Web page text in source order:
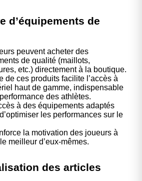
d’équipements de
peuvent acheter des
de qualité (maillots,
etc.) directement à la boutique.
de ces produits facilite l’accès à
haut de gamme, indispensable
des athlètes.
à des équipements adaptés
les performances sur le
la motivation des joueurs à
meilleur d’eux-mêmes.
des articles